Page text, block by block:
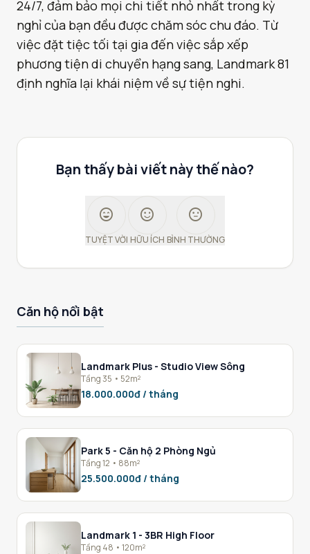
24/7, đảm bảo mọi chi tiết nhỏ nhất trong kỳ
nghỉ của bạn đều được chăm sóc chu đáo. Từ
việc đặt tiệc tối tại gia đến việc sắp xếp
phương tiện di chuyển hạng sang, Landmark 81
định nghĩa lại khái niệm về sự tiện nghi.
Bạn thấy bài viết này thế nào?
sentiment_very_satisfied
TUYỆT VỜI
sentiment_satisfied
HỮU ÍCH
sentiment_neutral
BÌNH THƯỜNG
Căn hộ nổi bật
Landmark Plus - Studio View Sông
Tầng 35 • 52m²
18.000.000đ / tháng
Park 5 - Căn hộ 2 Phòng Ngủ
Tầng 12 • 88m²
25.500.000đ / tháng
Landmark 1 - 3BR High Floor
Tầng 48 • 120m²